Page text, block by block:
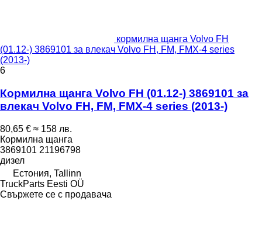
кормилна щанга Volvo FH
(01.12-) 3869101 за влекач Volvo FH, FM, FMX-4 series
(2013-)
6
Кормилна щанга Volvo FH (01.12-) 3869101 за
влекач Volvo FH, FM, FMX-4 series (2013-)
80,65 € ≈ 158 лв.
Кормилна щанга
3869101 21196798
дизел
Естония, Tallinn
TruckParts Eesti OÜ
Свържете се с продавача